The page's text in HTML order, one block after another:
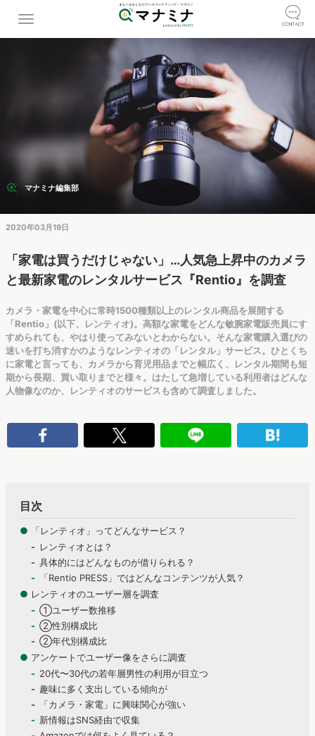
マナミナ編集部
2020年03月19日
「家電は買うだけじゃない」…人気急上昇中のカメラ
と最新家電のレンタルサービス『Rentio』を調査
カメラ・家電を中心に常時1500種類以上のレンタル商品を展開する
「Rentio」(以下、レンティオ)。高額な家電をどんな敏腕家電販売員にす
すめられても、やはり使ってみないとわからない。そんな家電購入選びの
迷いを打ち消すかのようなレンティオの「レンタル」サービス。ひとくち
に家電と言っても、カメラから育児用品までと幅広く、レンタル期間も短
期から長期、買い取りまでと様々。はたして急増している利用者はどんな
人物像なのか、レンティオのサービスも含めて調査しました。
目次
● 「レンティオ」ってどんなサービス？
レンティオとは？
具体的にはどんなものが借りられる？
「Rentio PRESS」ではどんなコンテンツが人気？
● レンティオのユーザー層を調査
①ユーザー数推移
②性別構成比
②年代別構成比
● アンケートでユーザー像をさらに調査
20代〜30代の若年層男性の利用が目立つ
趣味に多く支出している傾向が
「カメラ・家電」に興味関心が強い
新情報はSNS経由で収集